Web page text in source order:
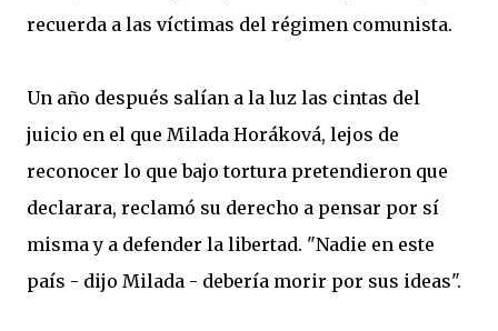
recuerda a las víctimas del régimen comunista.
Un año después salían a la luz las cintas del
juicio en el que Milada Horáková, lejos de
reconocer lo que bajo tortura pretendieron que
declarara, reclamó su derecho a pensar por sí
misma y a defender la libertad. "Nadie en este
país - dijo Milada - debería morir por sus ideas".